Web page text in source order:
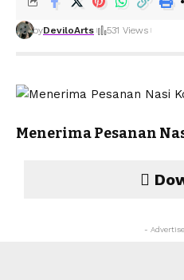
byDeviloArts 531 Views
Menerima Pesanan
-